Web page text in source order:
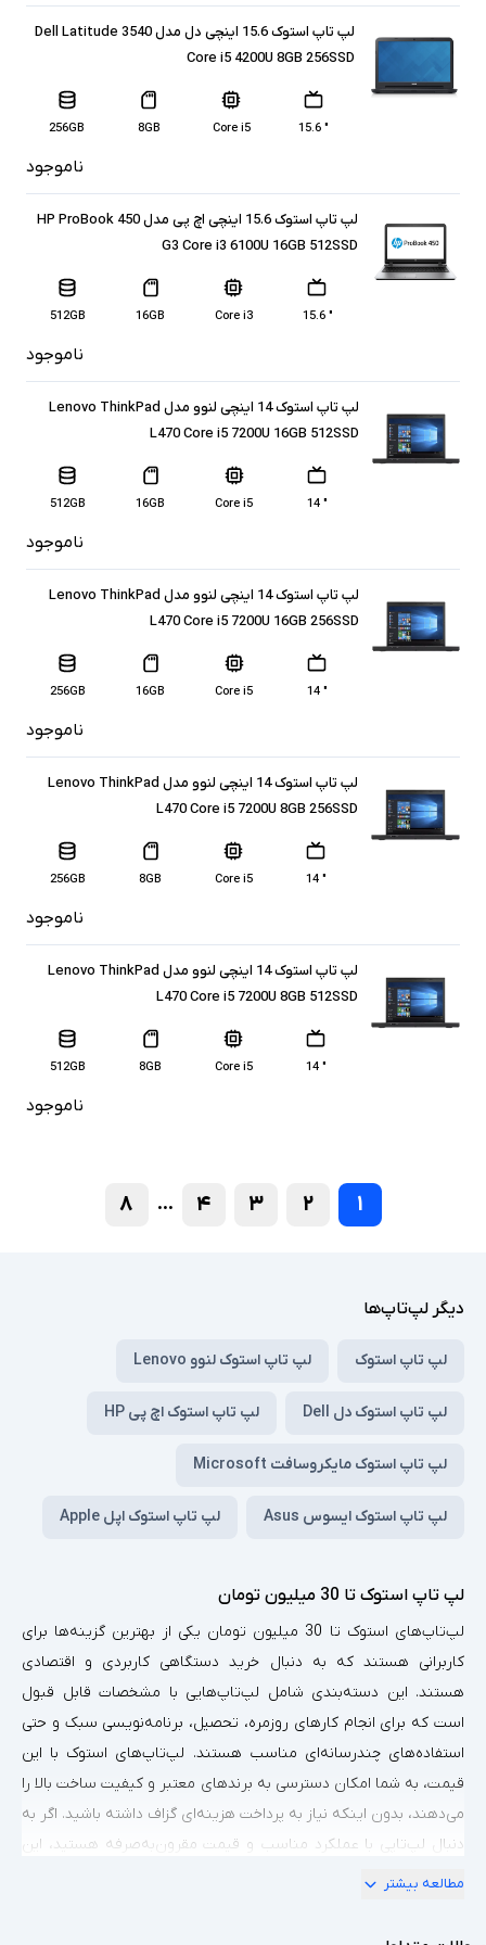
لپ تاپ استوک 15.6 اینچی دل مدل Dell Latitude 3540
Core i5 4200U 8GB 256SSD
" 15.6
Core i5
8GB
256GB
ناموجود
لپ تاپ استوک 15.6 اینچی اچ پی مدل HP ProBook 450
G3 Core i3 6100U 16GB 512SSD
" 15.6
Core i3
16GB
512GB
ناموجود
لپ تاپ استوک 14 اینچی لنوو مدل Lenovo ThinkPad
L470 Core i5 7200U 16GB 512SSD
" 14
Core i5
16GB
512GB
ناموجود
لپ تاپ استوک 14 اینچی لنوو مدل Lenovo ThinkPad
L470 Core i5 7200U 16GB 256SSD
" 14
Core i5
16GB
256GB
ناموجود
لپ تاپ استوک 14 اینچی لنوو مدل Lenovo ThinkPad
L470 Core i5 7200U 8GB 256SSD
" 14
Core i5
8GB
256GB
ناموجود
لپ تاپ استوک 14 اینچی لنوو مدل Lenovo ThinkPad
L470 Core i5 7200U 8GB 512SSD
" 14
Core i5
8GB
512GB
ناموجود
۱ ۲ ۳ ۴ ... ۸
دیگر لپ‌تاپ‌ها
لپ تاپ استوک لپ تاپ استوک لنوو Lenovo
لپ تاپ استوک دل Dell لپ تاپ استوک اچ پی HP
لپ تاپ استوک مایکروسافت Microsoft
لپ تاپ استوک ایسوس Asus لپ تاپ استوک اپل Apple
لپ تاپ استوک تا 30 میلیون تومان
لپ‌تاپ‌های استوک تا 30 میلیون تومان یکی از بهترین گزینه‌ها برای
کاربرانی هستند که به دنبال خرید دستگاهی کاربردی و اقتصادی
هستند. این دسته‌بندی شامل لپ‌تاپ‌هایی با مشخصات قابل قبول
است که برای انجام کارهای روزمره، تحصیل، برنامه‌نویسی سبک و حتی
استفاده‌های چندرسانه‌ای مناسب هستند. لپ‌تاپ‌های استوک با این
قیمت، به شما امکان دسترسی به برندهای معتبر و کیفیت ساخت بالا را
می‌دهند، بدون اینکه نیاز به پرداخت هزینه‌ای گزاف داشته باشید. اگر به
دنبال لپ‌تاپی با عملکرد مناسب و قیمت مقرون‌به‌صرفه هستید، این
مقاله اطلاعات کاملی را درباره ویژگی‌ها، کاربردها و نکات خرید این دسته
مطالعه بیشتر